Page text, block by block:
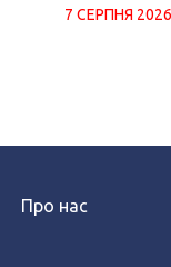
7 СЕРПНЯ 2026
Про нас